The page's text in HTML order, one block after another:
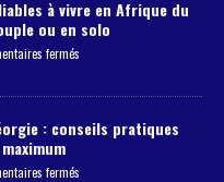
à vivre en Afrique du
ou en solo
fermés
: conseils pratiques
fermés